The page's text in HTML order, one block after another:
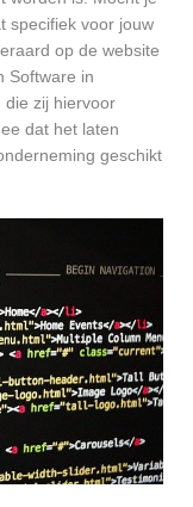
specifiek voor jouw
op de website
Software in
die zij hiervoor
dat het laten
geschikt